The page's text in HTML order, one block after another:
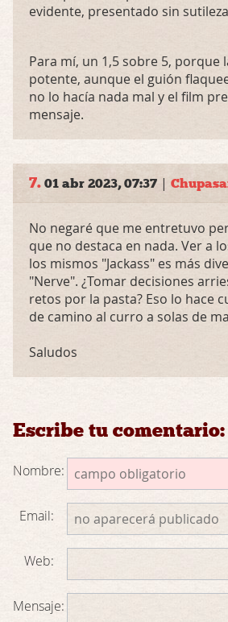
evidente, presentado sin
Para mí, un 1,5 sobre 5, porque
potente, aunque el guión
no lo hacía nada mal y el film
mensaje.
7. 01 abr 2023, 07:37 |
No negaré que me entretuvo
que no destaca en nada. Ver a
los mismos "Jackass" es más
"Nerve". ¿Tomar decisiones
retos por la pasta? Eso lo hace
de camino al curro a solas de
Saludos
Escribe tu comentario:
Nombre:
Email:
Web:
Mensaje: